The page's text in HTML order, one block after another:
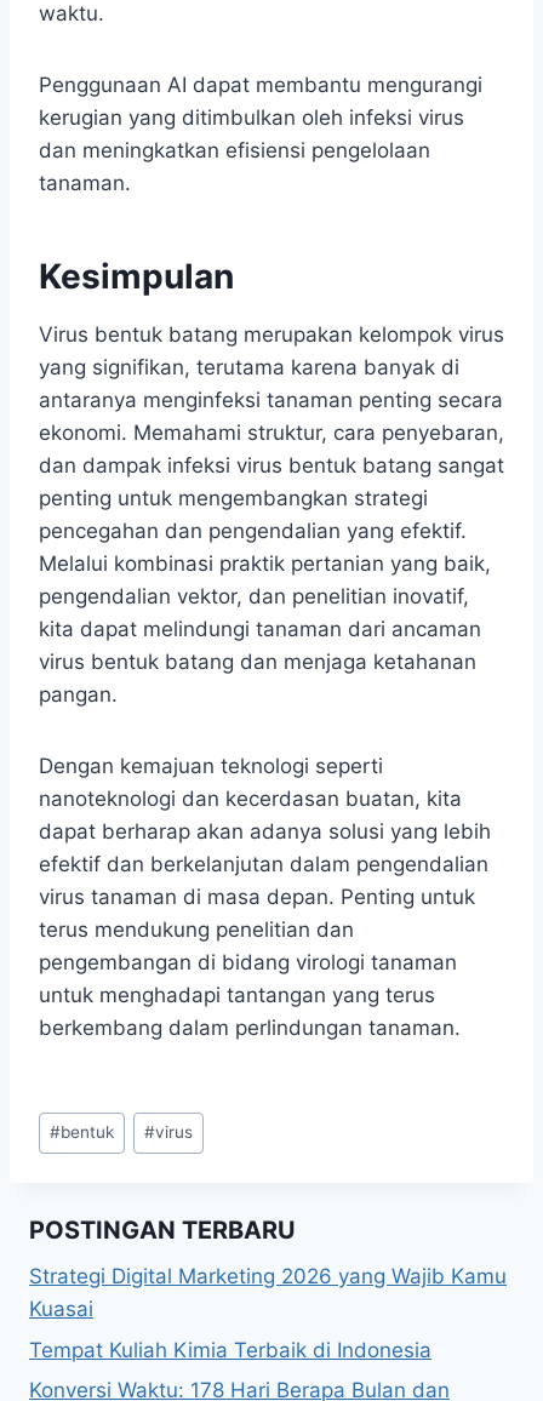
waktu.
Penggunaan AI dapat membantu mengurangi
kerugian yang ditimbulkan oleh infeksi virus
dan meningkatkan efisiensi pengelolaan
tanaman.
Kesimpulan
Virus bentuk batang merupakan kelompok virus
yang signifikan, terutama karena banyak di
antaranya menginfeksi tanaman penting secara
ekonomi. Memahami struktur, cara penyebaran,
dan dampak infeksi virus bentuk batang sangat
penting untuk mengembangkan strategi
pencegahan dan pengendalian yang efektif.
Melalui kombinasi praktik pertanian yang baik,
pengendalian vektor, dan penelitian inovatif,
kita dapat melindungi tanaman dari ancaman
virus bentuk batang dan menjaga ketahanan
pangan.
Dengan kemajuan teknologi seperti
nanoteknologi dan kecerdasan buatan, kita
dapat berharap akan adanya solusi yang lebih
efektif dan berkelanjutan dalam pengendalian
virus tanaman di masa depan. Penting untuk
terus mendukung penelitian dan
pengembangan di bidang virologi tanaman
untuk menghadapi tantangan yang terus
berkembang dalam perlindungan tanaman.
Post
Tags:
#bentuk #virus
POSTINGAN TERBARU
Strategi Digital Marketing 2026 yang Wajib Kamu
Kuasai
Tempat Kuliah Kimia Terbaik di Indonesia
Konversi Waktu: 178 Hari Berapa Bulan dan